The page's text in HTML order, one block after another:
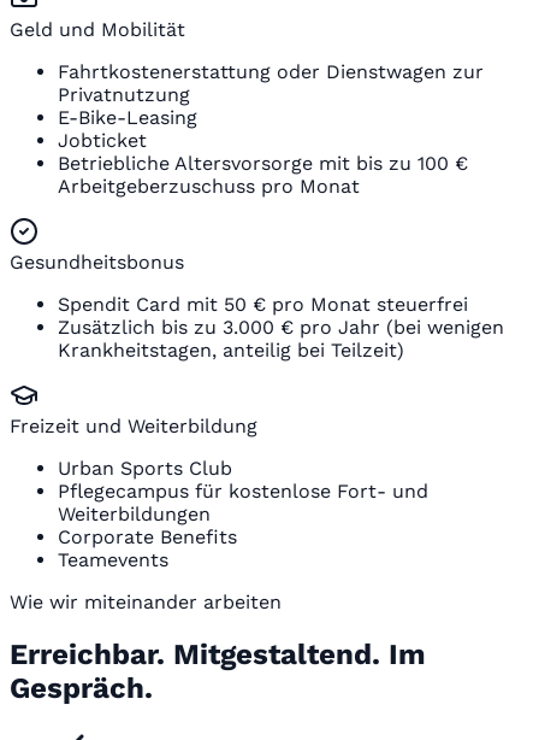
Geld und Mobilität
Fahrtkostenerstattung oder Dienstwagen zur
Privatnutzung
E-Bike-Leasing
Jobticket
Betriebliche Altersvorsorge mit bis zu 100 €
Arbeitgeberzuschuss pro Monat
Gesundheitsbonus
Spendit Card mit 50 € pro Monat steuerfrei
Zusätzlich bis zu 3.000 € pro Jahr (bei wenigen
Krankheitstagen, anteilig bei Teilzeit)
Freizeit und Weiterbildung
Urban Sports Club
Pflegecampus für kostenlose Fort- und
Weiterbildungen
Corporate Benefits
Teamevents
Wie wir miteinander arbeiten
Erreichbar. Mitgestaltend. Im
Gespräch.